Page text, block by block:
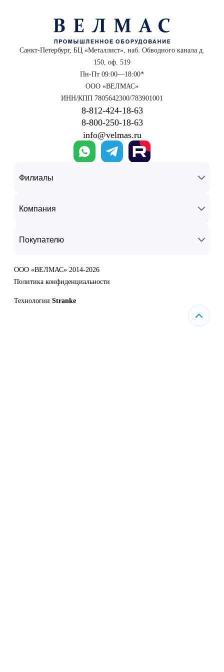
Санкт-Петербург, БЦ «Металлист», наб. Обводного канала д.
150, оф. 519
Пн-Пт 09:00—18:00*
ООО «ВЕЛМАС»
ИНН/КПП 7805642300/783901001
8‑812‑424‑18‑63
8‑800‑250‑18‑63
info@velmas.ru
Филиалы
Компания
Покупателю
ООО «ВЕЛМАС» 2014-2026
Политика конфиденциальности
Технологии Stranke